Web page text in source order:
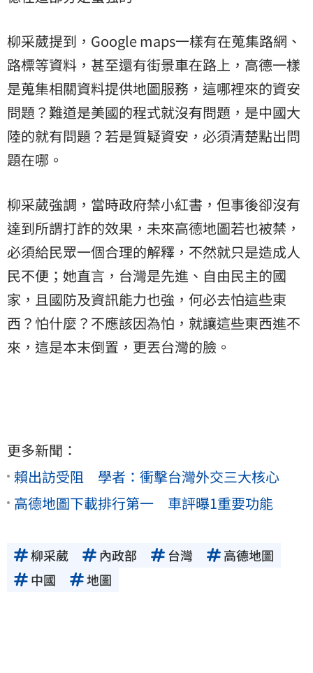
柳采葳提到，Google maps一樣有在蒐集路網、
路標等資料，甚至還有街景車在路上，高德一樣
是蒐集相關資料提供地圖服務，這哪裡來的資安
問題？難道是美國的程式就沒有問題，是中國大
陸的就有問題？若是質疑資安，必須清楚點出問
題在哪。
柳采葳強調，當時政府禁小紅書，但事後卻沒有
達到所謂打詐的效果，未來高德地圖若也被禁，
必須給民眾一個合理的解釋，不然就只是造成人
民不便；她直言，台灣是先進、自由民主的國
家，且國防及資訊能力也強，何必去怕這些東
西？怕什麼？不應該因為怕，就讓這些東西進不
來，這是本末倒置，更丟台灣的臉。
更多新聞：
賴出訪受阻 學者：衝擊台灣外交三大核心
高德地圖下載排行第一 車評曝1重要功能
柳采葳 內政部 台灣
高德地圖
中國
地圖